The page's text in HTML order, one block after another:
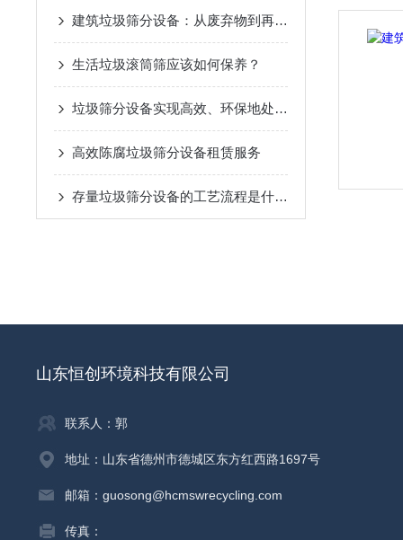
建筑垃圾筛分设备：从废弃物到再生骨料的闭环实践
生活垃圾滚筒筛应该如何保养？
垃圾筛分设备实现高效、环保地处理垃圾
高效陈腐垃圾筛分设备租赁服务
存量垃圾筛分设备的工艺流程是什么呢
山东恒创环境科技有限公司
联系人：郭
地址：山东省德州市德城区东方红西路1697号
邮箱：guosong@hcmswrecycling.com
传真：